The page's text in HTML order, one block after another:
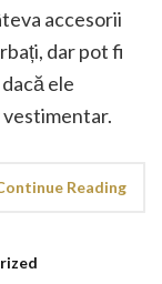
accesorii
dar pot fi
ele
Reading